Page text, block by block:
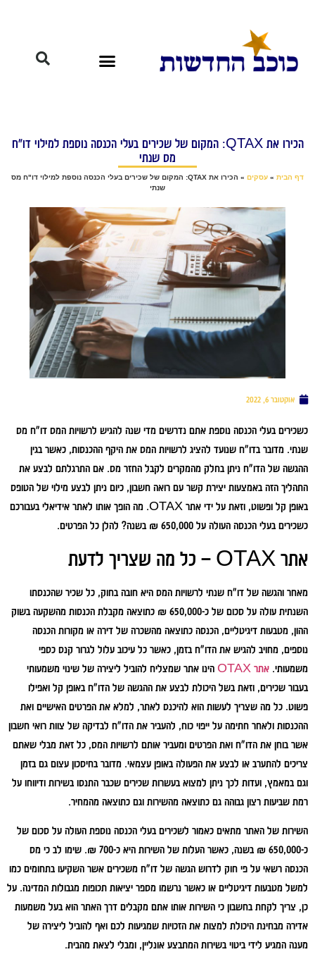
הכירו את QTAX: המקום של שכירים בעלי הכנסה נוספת למילוי דו"ח
מס שנתי
דף הבית » עסקים »
הכירו את QTAX: המקום של שכירים בעלי הכנסה נוספת למילוי דו"ח מס
שנתי
אוקטובר 6, 2022
כשכירים בעלי הכנסה נוספת אתם נדרשים מדי שנה להגיש לרשויות המס דו"ח מס
שנתי. מדובר בדו"ח שנועד להציג לרשויות המס את היקף ההכנסות, כאשר בגין
ההגשה של הדו"ח ניתן בחלק מהמקרים לקבל החזר מס. אם התרגלתם לבצע את
התהליך הזה באמצעות יצירת קשר עם רואה חשבון, כיום ניתן לבצע מילוי של הטופס
באופן קל ופשוט, וזאת על ידי אתר OTAX. מה הופך אותו לאתר אידיאלי בעבורכם
כשכירים בעלי הכנסה העולה על 650,000 ₪ בשנה? להלן כל הפרטים.
אתר OTAX – כל מה שצריך לדעת
מאחר והגשה של דו"ח שנתי לרשויות המס היא חובה בחוק, כל שכיר שהכנסתו
השנתית עולה על סכום של כ-650,000 ₪ כתוצאה מקבלת הכנסות מהשקעה בשוק
ההון, מטבעות דיגיטליים, הכנסה כתוצאה מהשכרה של דירה או מקורות הכנסה
נוספים, מחויב להגיש את הדו"ח בזמן, כאשר כל עיכוב עלול לגרור קנס כספי
משמעותי. אתר OTAX
הינו אתר שמצליח להוביל ליצירה של שינוי משמעותי
בעבור שכירים, וזאת בשל היכולת לבצע את ההגשה של הדו"ח באופן קל ואפילו
פשוט. כל מה שצריך לעשות הוא להיכנס לאתר, למלא את הפרטים האישיים ואת
ההכנסות ולאחר חתימה על ייפוי כוח, להעביר את הדו"ח לבדיקה של צוות רואי חשבון
אשר בוחן את הדו"ח ואת הפרטים ומעביר אותם לרשויות המס, כל זאת מבלי שאתם
צריכים להתערב או לבצע את הפעולה באופן עצמאי. מדובר בחיסכון עצום גם בזמן
וגם במאמץ, ועדות לכך ניתן למצוא בעשרות שכירים שכבר התנסו בשירות ודיווחו על
רמת שביעות רצון גבוהה גם כתוצאה מהשירות וגם כתוצאה מהמחיר.
השירות של האתר מתאים כאמור לשכירים בעלי הכנסה נוספת העולה על סכום של
כ-650,000 ₪ בשנה, כאשר העלות של השירות היא כ-700 ₪. שימו לב כי מס
הכנסה רשאי על פי חוק לדרוש הגשה של דו"ח משכירים אשר השקיעו בתחומים כמו
למשל מטבעות דיגיטליים או כאשר נרשמו מספר יציאות תכופות מגבולות המדינה. על
כן, צריך לקחת בחשבון כי השירות אותו אתם מקבלים דרך האתר הוא בעל משמעות
אדירה מבחינת היכולת למצות את הזכויות שמגיעות לכם ואף להוביל ליצירה של
מענה המגיע לידי ביטוי בשירות המתבצע אונליין, ומבלי לצאת מהבית.